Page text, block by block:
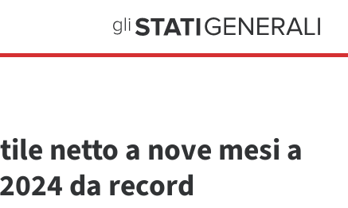
netto a nove mesi a
da record